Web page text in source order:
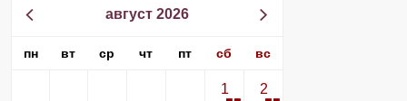
август 2026
пн вт ср чт пт сб вс
1 2